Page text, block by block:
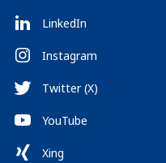
LinkedIn
Instagram
Twitter (X)
YouTube
Xing